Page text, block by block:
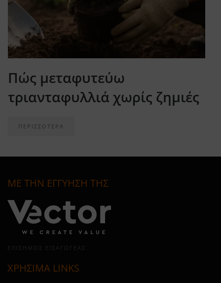
Πώς μεταφυτεύω
τριανταφυλλιά χωρίς ζημιές
ΠΕΡΙΣΣΟΤΕΡΑ
ΜΕ ΤΗΝ ΕΓΓΥΗΣΗ ΤΗΣ
ΕΠΊΣΗΜΟΣ ΕΙΣΑΓΩΓΈΑΣ
ΧΡΗΣΙΜΑ LINKS